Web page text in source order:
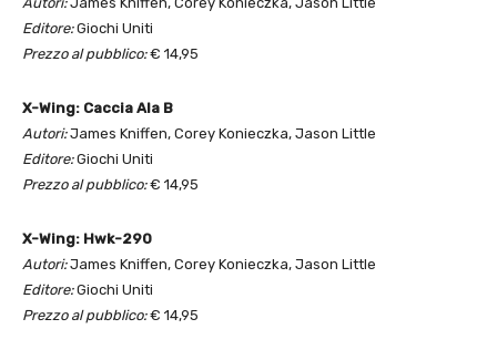
Editore:Giochi Uniti
Prezzo al pubblico:€ 14,95
X-Wing: Caccia Ala B
Autori:James Kniffen, Corey Konieczka, Jason Little
Editore:Giochi Uniti
Prezzo al pubblico:€ 14,95
X-Wing: Hwk-290
Autori:James Kniffen, Corey Konieczka, Jason Little
Editore:Giochi Uniti
Prezzo al pubblico:€ 14,95